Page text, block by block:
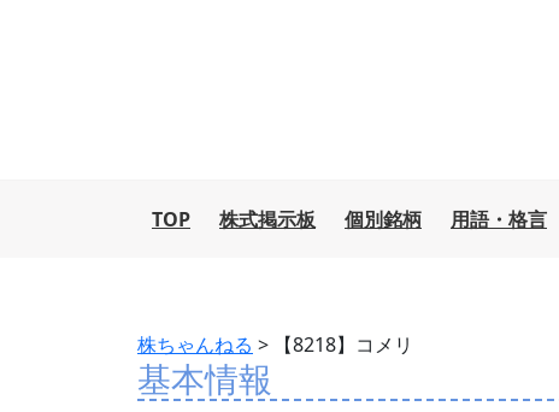
TOP 株式掲示板 個別銘柄 用語・格言
株ちゃんねる > 【8218】コメリ
基本情報